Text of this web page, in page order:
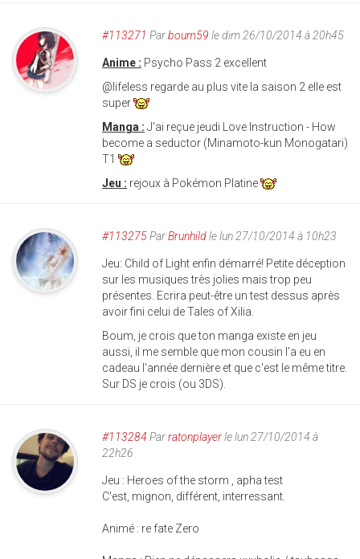
#113271 Parboum59 le dim 26/10/2014 à 20h45
Anime : Psycho Pass 2 excellent
@lifeless regarde au plus vite la saison 2 elle est
super
Manga : J'ai reçue jeudi Love Instruction - How
become a seductor (Minamoto-kun Monogatari)
T1
Jeu : rejoux à Pokémon Platine
#113275ParBrunhildle lun 27/10/2014 à 10h23
Jeu: Child of Light enfin démarré! Petite déception
sur les musiques très jolies mais trop peu
présentes. Ecrira peut-être un test dessus après
avoir fini celui de Tales of Xilia.
Boum, je crois que ton manga existe en jeu
aussi, il me semble que mon cousin l'a eu en
cadeau l'année dernière et que c'est le même titre.
Sur DS je crois (ou 3DS).
#113284 Parratonplayerle lun 27/10/2014 à
22h26
Jeu : Heroes of the storm , apha test
C'est, mignon, différent, interressant.
Animé : re fate Zero